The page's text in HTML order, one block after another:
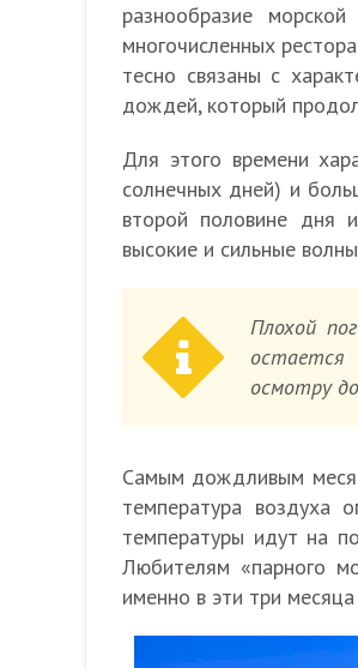
разнообразие
многочисленных
тесно связаны с
дождей, который
Для этого времени
солнечных дней) и
второй половине дня
высокие и сильные
Плохой
осмотру
Самым дождливым
температура
температуры идут на
Любителям «парного
именно в эти три